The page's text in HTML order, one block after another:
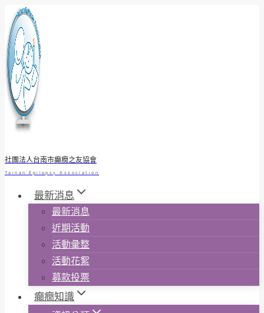
Skip
to
content
社團法人台南市癲癇之友協會
Tainan Epilepsy Association
最新消息
最新消息
近期活動
活動彙整
活動花絮
募款投票
癲癇知識